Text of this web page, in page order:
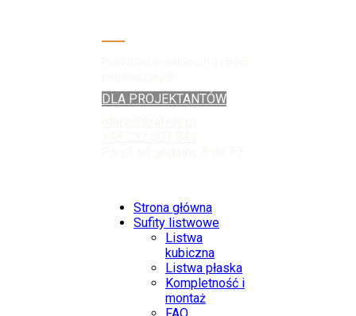
DLA PROJEKTANTÓW
Strona główna
Sufity listwowe
Listwa
kubiczna
Listwa płaska
Kompletność i
montaż